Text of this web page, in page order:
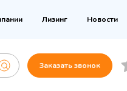
Лизинг Новости
Заказать звонок